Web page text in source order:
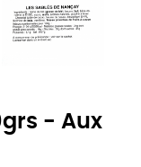
- Aux